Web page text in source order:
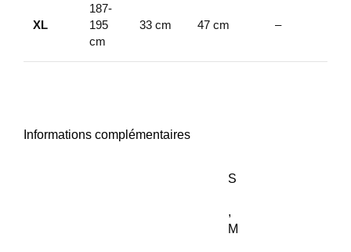
XL
187-
195
cm
33 cm 47 cm –
Informations complémentaires
S
,
M